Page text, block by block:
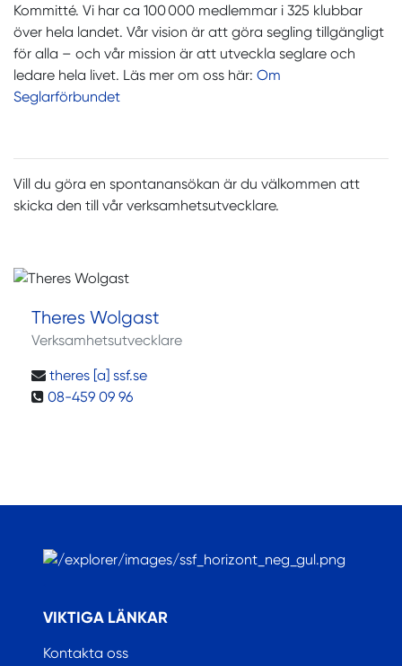
Kommitté. Vi har ca 100 000 medlemmar i 325 klubbar
över hela landet. Vår vision är att göra segling tillgängligt
för alla – och vår mission är att utveckla seglare och
ledare hela livet. Läs mer om oss här: Om
Seglarförbundet
Vill du göra en spontanansökan är du välkommen att
skicka den till vår verksamhetsutvecklare.
Theres Wolgast
Verksamhetsutvecklare
theres [a] ssf.se
08-459 09 96
VIKTIGA LÄNKAR
Kontakta oss